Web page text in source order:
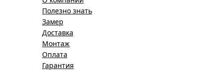
Полезно знать
Замер
Доставка
Монтаж
Оплата
Гарантия